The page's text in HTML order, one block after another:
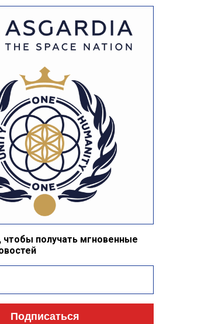
чтобы получать мгновенные
Подписаться